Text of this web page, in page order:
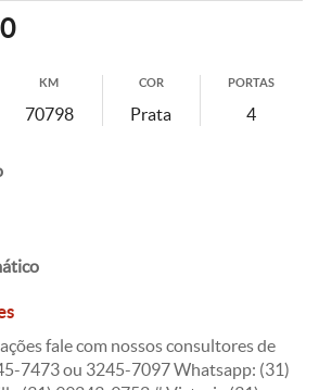
KM
70798
COR
Prata
PORTAS
4
fale com nossos consultores de
7473 ou 3245-7097 Whatsapp: (31)